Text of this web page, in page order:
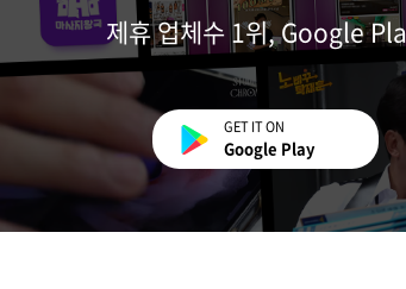
제휴 업체수 1위, Google
GET IT ON
Google Play